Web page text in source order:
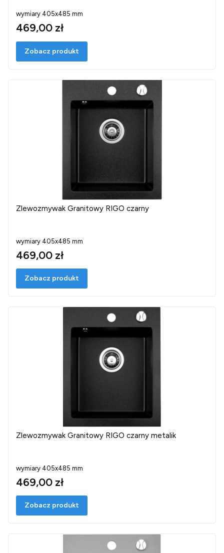
wymiary 405x485 mm
469,00 zł
Zobacz produkt
Zlewozmywak Granitowy RIGO czarny
wymiary 405x485 mm
469,00 zł
Zobacz produkt
Zlewozmywak Granitowy RIGO czarny metalik
wymiary 405x485 mm
469,00 zł
Zobacz produkt